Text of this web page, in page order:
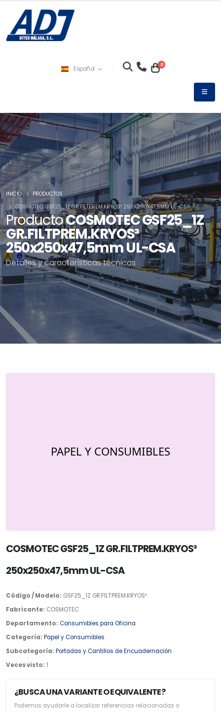
Español 0
ProductoCOSMOTEC GSF25_1Z
GR.FILTPREM.KRYOS³
250x250x47,5mm UL-CSA
Detalles y características técnicas
INICIO
PRODUCTOS
COSMOTEC GSF25_1Z GR.FILTPREM.KRYOS³ 250X250X47,5MM UL-CSA
COSMOTEC GSF25_1Z GR.FILTPREM.KRYOS³
250x250x47,5mm UL-CSA
Código / Modelo: GSF25_1Z GR.FILTPREM.KRYOS³
Fabricante: COSMOTEC
Departamento: Consumibles para Oficina
Categoría: Papel y Consumibles
Subcategoría: Portadas y Cantillos de Encuadernación
Veces visto: 1
¿BUSCA UNA VARIANTE O EQUIVALENTE?
Podemos ayudarle a localizar referencias relacionadas o